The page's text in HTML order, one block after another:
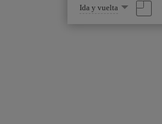
Seleccione
una
opción
Ida y vuelta